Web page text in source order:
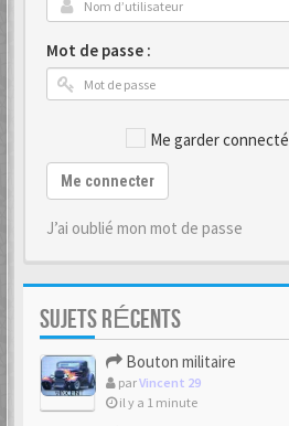
Mot de passe :
Me garder connecté
Me connecter
J’ai oublié mon mot de passe
SUJETS RÉCENTS
Bouton militaire
parVincent 29
il y a 1 minute